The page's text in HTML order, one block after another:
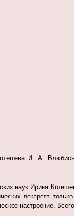
И. А. Влюбись
наук Ирина
лекарств
настроение.